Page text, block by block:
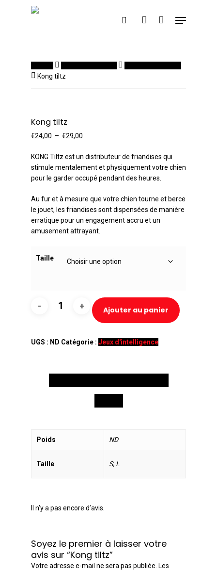
search account
Menu
Cart
Kong tiltz
Kong tiltz
€24,00 – €29,00
prix :
€24,00
à
KONG Tiltz est un distributeur de friandises qui
stimule mentalement et physiquement votre chien
pour le garder occupé pendant des heures.
Au fur et à mesure que votre chien tourne et berce
le jouet, les friandises sont dispensées de manière
erratique pour un engagement accru et un
amusement attrayant.
Taille
quantité
Ajouter au panier
UGS : ND Catégorie : Jeux d'intelligence
Poids ND
Taille S, L
Il n’y a pas encore d’avis.
Soyez le premier à laisser votre
avis sur “Kong tiltz”
Votre adresse e-mail ne sera pas publiée. Les